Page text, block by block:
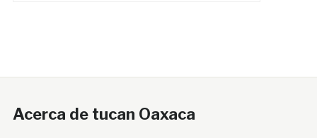
Acerca de tucan Oaxaca